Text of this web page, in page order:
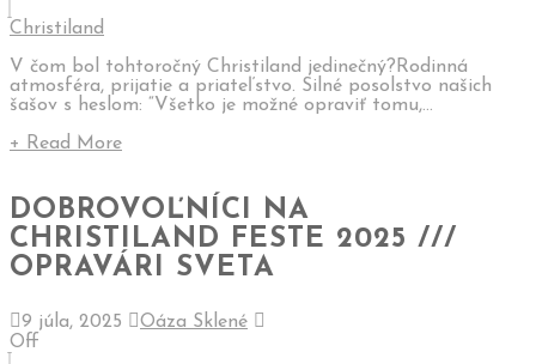
Christiland
V čom bol tohtoročný Christiland jedinečný?Rodinná
atmosféra, prijatie a priateľstvo. Silné posolstvo našich
šašov s heslom: “Všetko je možné opraviť tomu,...
+ Read More
DOBROVOĽNÍCI NA
CHRISTILAND FESTE 2025 ///
OPRAVÁRI SVETA
9 júla, 2025
Oáza Sklené
Off